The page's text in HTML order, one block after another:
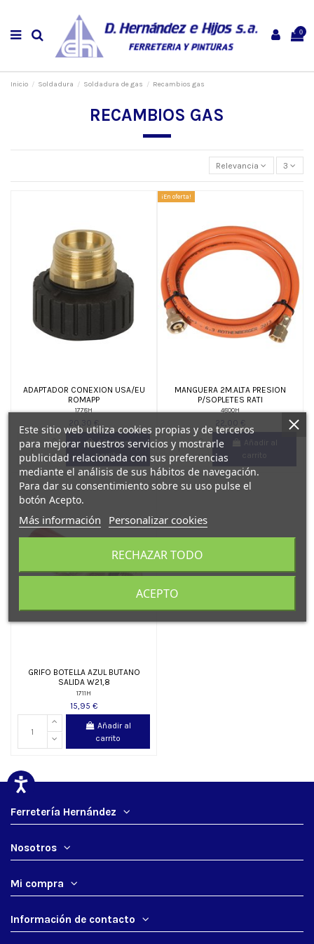
0
Inicio Soldadura Soldadura de gas Recambios gas
RECAMBIOS GAS
Relevancia 3
ADAPTADOR CONEXION USA/EU
ROMAPP
1778H
20,30 €
Añadir al
carrito
¡En oferta!
MANGUERA 2M.ALTA PRESION
P/SOPLETES RATI
4800H
22,00 €
Añadir al
carrito
GRIFO BOTELLA AZUL BUTANO
SALIDA W21,8
1711H
15,95 €
Añadir al
carrito
Ferretería Hernández
Nosotros
Mi compra
Información de contacto
Este sitio web utiliza cookies propias y de terceros
para mejorar nuestros servicios y mostrarle
publicidad relacionada con sus preferencias
mediante el análisis de sus hábitos de navegación.
Para dar su consentimiento sobre su uso pulse el
botón Acepto.
Más información Personalizar cookies
RECHAZAR TODO
ACEPTO